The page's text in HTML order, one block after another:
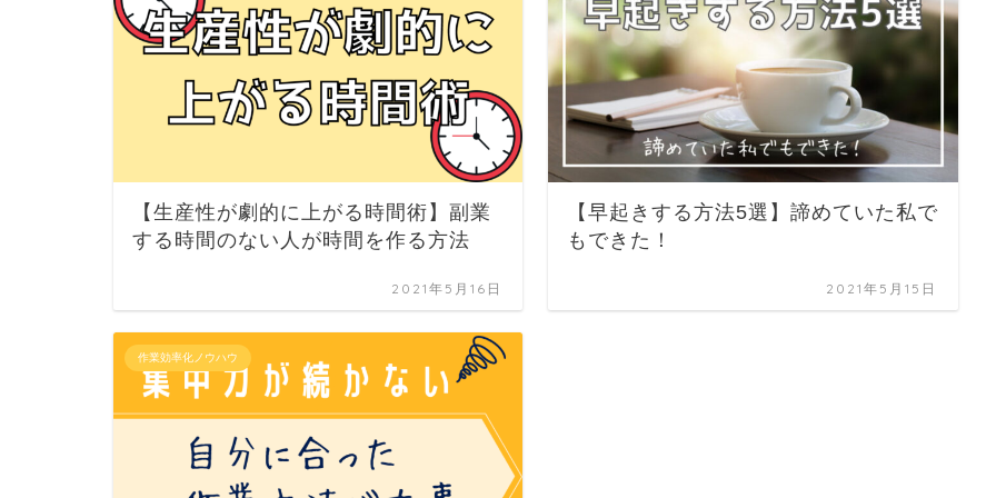
【生産性が劇的に上がる時間術】副業
する時間のない人が時間を作る方法
2021年5月16日
【早起きする方法5選】諦めていた私で
もできた！
2021年5月15日
作業効率化ノウハウ